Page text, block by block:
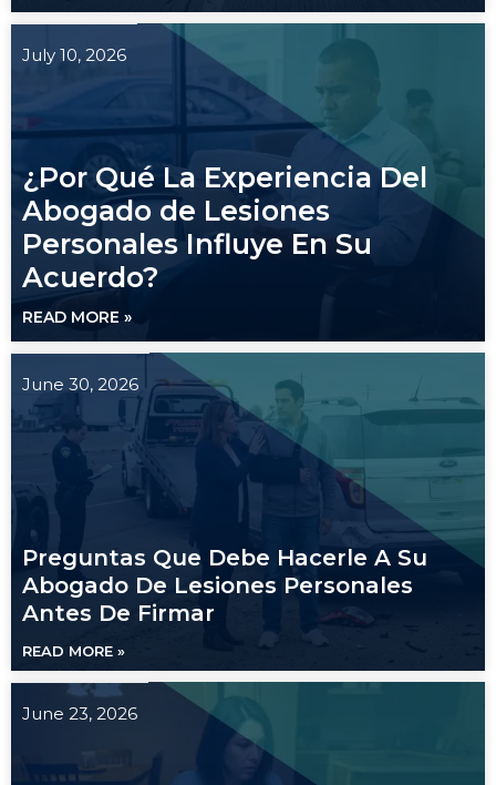
¿Por Qué La Experiencia Del
Abogado de Lesiones
Personales Influye En Su
Acuerdo?
READ MORE »
July 10, 2026
Preguntas Que Debe Hacerle A Su
Abogado De Lesiones Personales
Antes De Firmar
READ MORE »
June 30, 2026
June 23, 2026